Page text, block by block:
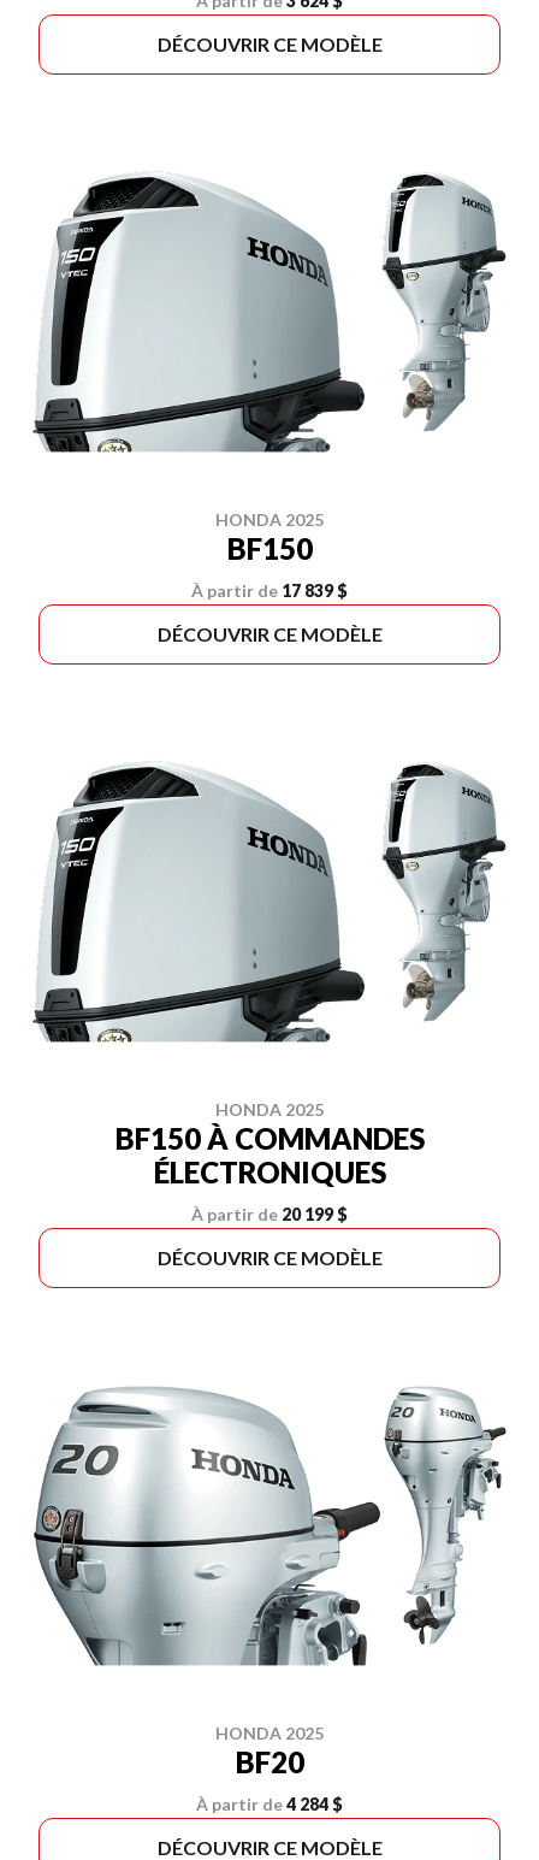
DÉCOUVRIR CE MODÈLE
HONDA 2025
BF150
À partir de 17 839 $
DÉCOUVRIR CE MODÈLE
HONDA 2025
BF150 À COMMANDES
ÉLECTRONIQUES
À partir de 20 199 $
DÉCOUVRIR CE MODÈLE
HONDA 2025
BF20
À partir de4 284 $
DÉCOUVRIR CE MODÈLE